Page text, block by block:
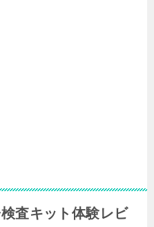
査キット体験レビ